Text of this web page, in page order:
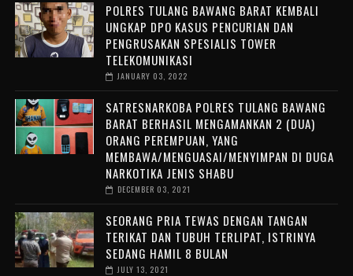
POLRES TULANG BAWANG BARAT KEMBALI
UNGKAP DPO KASUS PENCURIAN DAN
PENGRUSAKAN SPESIALIS TOWER
TELEKOMUNIKASI
JANUARY 03, 2022
SATRESNARKOBA POLRES TULANG BAWANG
BARAT BERHASIL MENGAMANKAN 2 (DUA)
ORANG PEREMPUAN, YANG
MEMBAWA/MENGUASAI/MENYIMPAN DI DUGA
NARKOTIKA JENIS SHABU
DECEMBER 03, 2021
SEORANG PRIA TEWAS DENGAN TANGAN
TERIKAT DAN TUBUH TERLIPAT, ISTRINYA
SEDANG HAMIL 8 BULAN
JULY 13, 2021